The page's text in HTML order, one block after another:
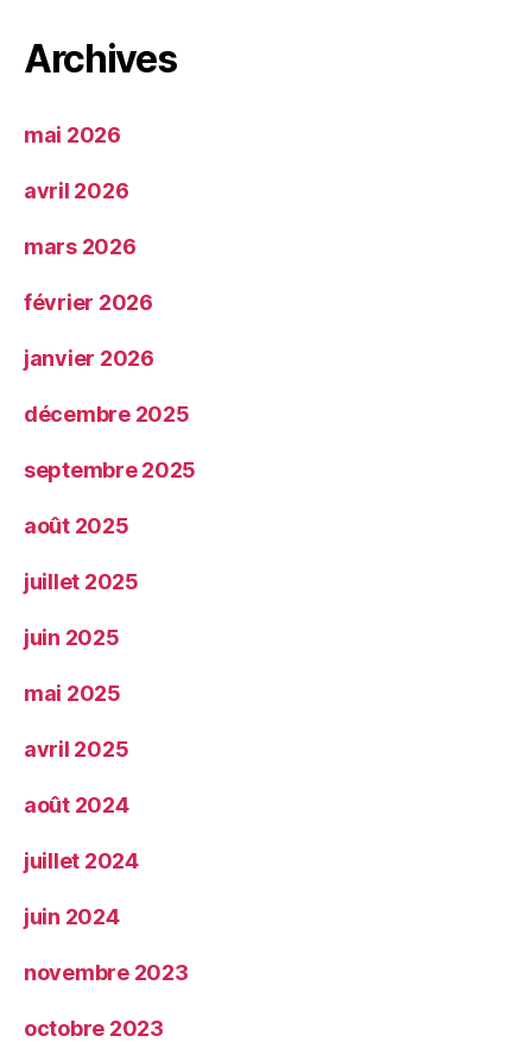
Archives
mai 2026
avril 2026
mars 2026
février 2026
janvier 2026
décembre 2025
septembre 2025
août 2025
juillet 2025
juin 2025
mai 2025
avril 2025
août 2024
juillet 2024
juin 2024
novembre 2023
octobre 2023